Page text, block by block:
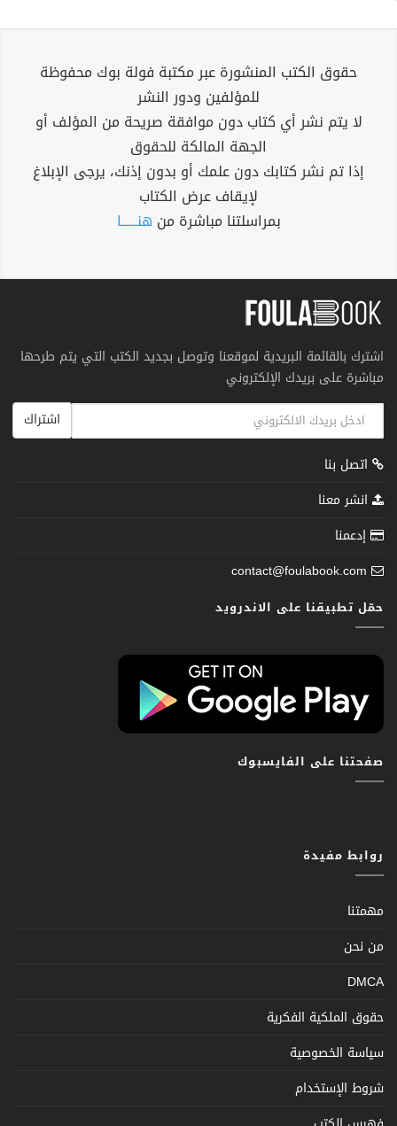
حقوق الكتب المنشورة عبر مكتبة فولة بوك محفوظة
للمؤلفين ودور النشر
لا يتم نشر أي كتاب دون موافقة صريحة من المؤلف أو
الجهة المالكة للحقوق
إذا تم نشر كتابك دون علمك أو بدون إذنك، يرجى الإبلاغ
لإيقاف عرض الكتاب
بمراسلتنا مباشرة من هنــــــا
اشترك بالقائمة البريدية لموقعنا وتوصل بجديد الكتب التي يتم طرحها
مباشرة على بريدك الإلكتروني
اشتراك
اتصل بنا
انشر معنا
إدعمنا
contact@foulabook.com
حمّل تطبيقنا على الاندرويد
صفحتنا على الفايسبوك
روابط مفيدة
مهمتنا
من نحن
DMCA
حقوق الملكية الفكرية
سياسة الخصوصية
شروط الإستخدام